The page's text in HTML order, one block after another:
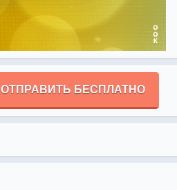
ОТПРАВИТЬ БЕСПЛАТНО